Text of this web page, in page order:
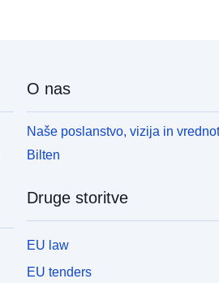
O nas
Naše poslanstvo, vizija in
Bilten
Druge storitve
EU law
EU tenders